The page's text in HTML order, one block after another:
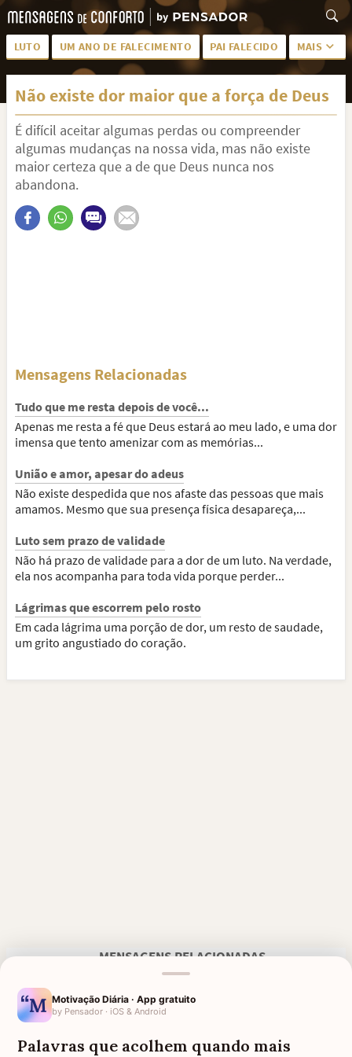
LUTO UM ANO DE FALECIMENTO PAI FALECIDO MAIS
LUTO PARA AMIGA PALAVRAS
PÊSAMES
PÊSAMES PARA AMIGA DESCANSE EM PAZ
MEUS SENTIMENTOS PÊSAMES PARA AMIGO
FRASES DE LUTO PARA AMIGO
TODAS AS CATEGORIAS
Não existe dor maior que a força de Deus
É difícil aceitar algumas perdas ou compreender
algumas mudanças na nossa vida, mas não existe
maior certeza que a de que Deus nunca nos
abandona.
Mensagens Relacionadas
Tudo que me resta depois de você...
Apenas me resta a fé que Deus estará ao meu lado, e uma dor
imensa que tento amenizar com as memórias...
União e amor, apesar do adeus
Não existe despedida que nos afaste das pessoas que mais
amamos. Mesmo que sua presença física desapareça,...
Luto sem prazo de validade
Não há prazo de validade para a dor de um luto. Na verdade,
ela nos acompanha para toda vida porque perder...
Lágrimas que escorrem pelo rosto
Em cada lágrima uma porção de dor, um resto de saudade,
um grito angustiado do coração.
MENSAGENS RELACIONADAS
AGRADECIMENTO A DEUS PELO
Motivação Diária · App gratuito
by Pensador · iOS & Android
Palavras que acolhem quando mais